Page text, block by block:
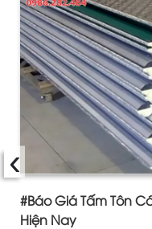
#Báo Giá Tấm Tôn
Hiện Nay
‹